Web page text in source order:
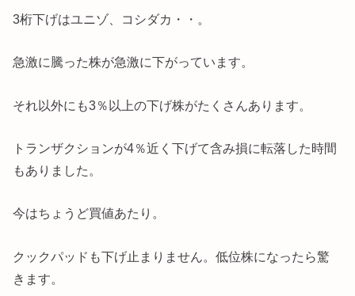
3桁下げはユニゾ、コシダカ・・。
急激に騰った株が急激に下がっています。
それ以外にも3％以上の下げ株がたくさんあります。
トランザクションが4％近く下げて含み損に転落した時間
もありました。
今はちょうど買値あたり。
クックパッドも下げ止まりません。低位株になったら驚
きます。